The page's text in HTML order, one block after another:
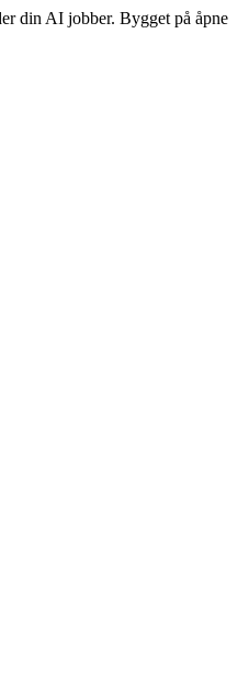
din AI jobber. Bygget på åpne